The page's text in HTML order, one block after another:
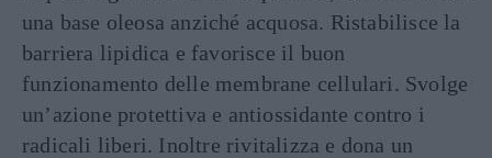
una base oleosa anziché acquosa. Ristabilisce la
barriera lipidica e favorisce il buon
funzionamento delle membrane cellulari. Svolge
un’azione protettiva e antiossidante contro i
radicali liberi. Inoltre rivitalizza e dona un